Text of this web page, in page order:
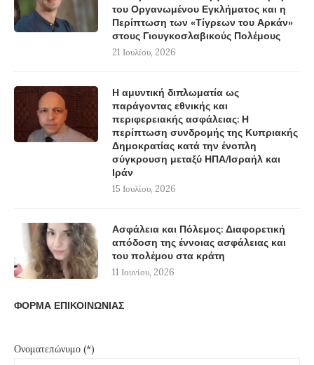
του Οργανωμένου Εγκλήματος και η
Περίπτωση των «Τίγρεων του Αρκάν»
στους Γιουγκοσλαβικούς Πολέμους
21 Ιουλίου, 2026
Η αμυντική διπλωματία ως
παράγοντας εθνικής και
περιφερειακής ασφάλειας: Η
περίπτωση συνδρομής της Κυπριακής
Δημοκρατίας κατά την ένοπλη
σύγκρουση μεταξύ ΗΠΑ/Ισραήλ και
Ιράν
15 Ιουλίου, 2026
Ασφάλεια και Πόλεμος: Διαφορετική
απόδοση της έννοιας ασφάλειας και
του πολέμου στα κράτη
11 Ιουνίου, 2026
ΦΟΡΜΑ ΕΠΙΚΟΙΝΩΝΙΑΣ
Ονοματεπώνυμο (*)